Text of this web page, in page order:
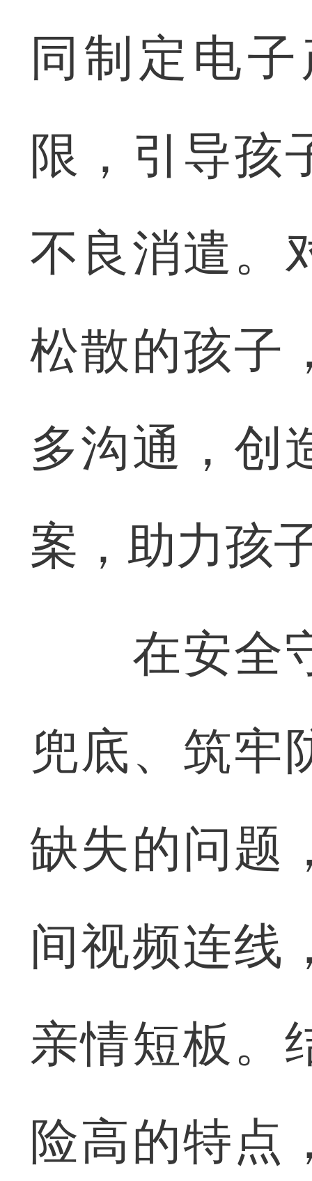
同制定电
限，引导孩
不良消遣。
松散的孩子
多沟通，创
案，助力孩
在安全守
兜底、筑牢
缺失的问题
间视频连线
亲情短板。
险高的特点